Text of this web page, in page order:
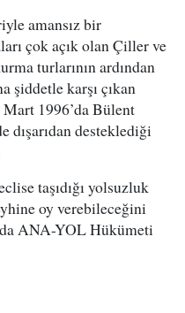
amansız bir
çok açık olan Çiller ve
turlarının ardından
şiddetle karşı çıkan
1996’da Bülent
desteklediği
taşıdığı yolsuzluk
oy verebileceğini
ANA-YOL Hükümeti